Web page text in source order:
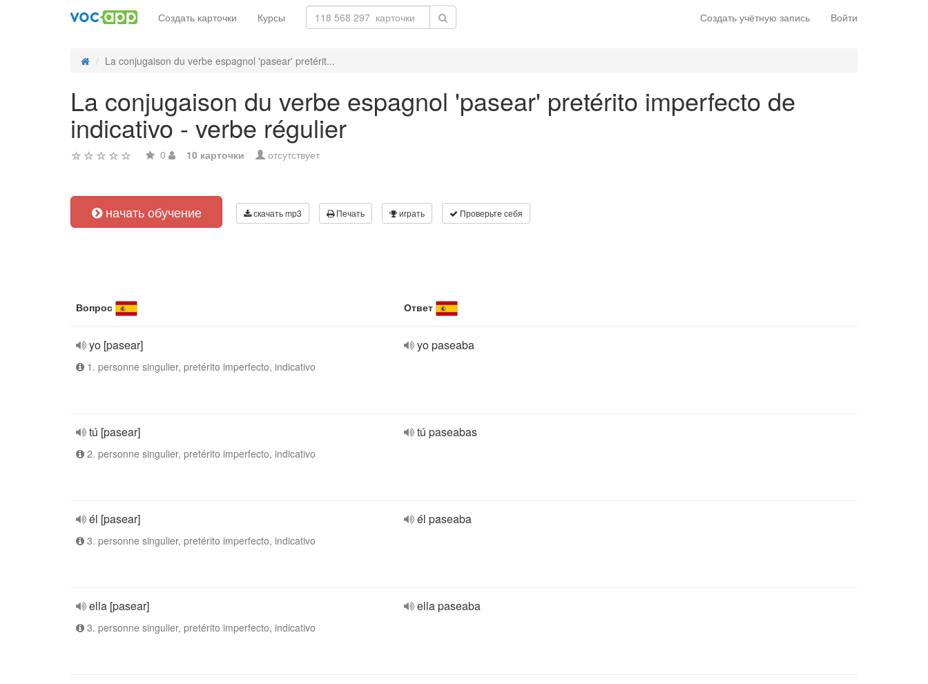
Создать учётную запись Войти
Создать карточки Курсы
La conjugaison du verbe espagnol 'pasear' pretérit...
La conjugaison du verbe espagnol 'pasear' pretérito imperfecto de
indicativo - verbe régulier
0 10 карточки отсутствует
начать обучение скачать mp3 Печать играть Проверьте себя
Вопрос Ответ
yo [pasear]
1. personne singulier, pretérito imperfecto, indicativo
yo paseaba
tú [pasear]
2. personne singulier, pretérito imperfecto, indicativo
tú paseabas
él [pasear]
3. personne singulier, pretérito imperfecto, indicativo
él paseaba
ella [pasear]
3. personne singulier, pretérito imperfecto, indicativo
ella paseaba